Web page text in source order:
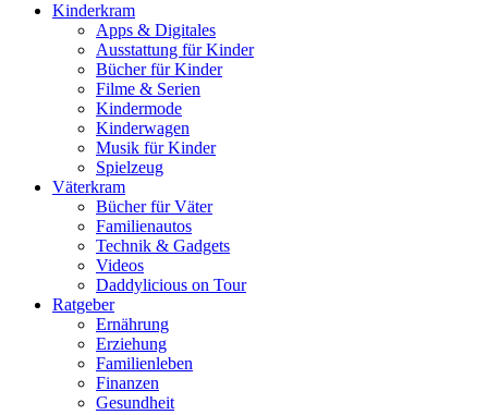
Kinderkram
Apps & Digitales
Ausstattung für Kinder
Bücher für Kinder
Filme & Serien
Kindermode
Kinderwagen
Musik für Kinder
Spielzeug
Väterkram
Bücher für Väter
Familienautos
Technik & Gadgets
Videos
Daddylicious on Tour
Ratgeber
Ernährung
Erziehung
Familienleben
Finanzen
Gesundheit